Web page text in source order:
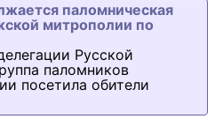
паломническая
митрополии по
Русской
паломников
посетила обители